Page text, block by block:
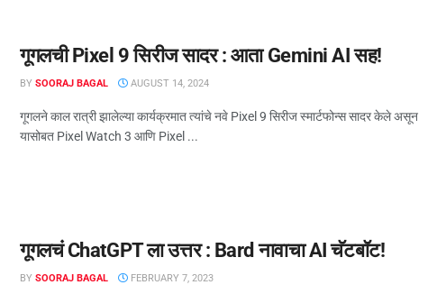
गूगलची Pixel 9 सिरीज सादर : आता Gemini AI सह!
BY SOORAJ BAGAL AUGUST 14, 2024
गूगलने काल रात्री झालेल्या कार्यक्रमात त्यांचे नवे Pixel 9 सिरीज स्मार्टफोन्स सादर केले असून
यासोबत Pixel Watch 3 आणि Pixel ...
गूगलचं ChatGPT ला उत्तर : Bard नावाचा AI चॅटबॉट!
BY SOORAJ BAGAL FEBRUARY 7, 2023